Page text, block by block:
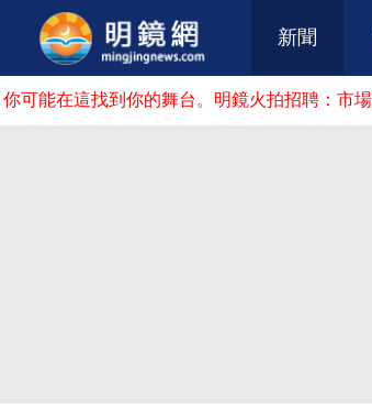
新聞
到你的舞台。明鏡火拍招聘：市場營銷、廣